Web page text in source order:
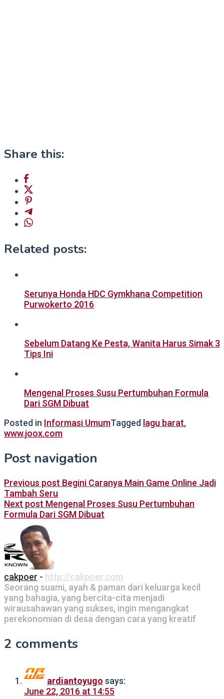
Share this:
Related posts:
Serunya Honda HDC Gymkhana Competition
Purwokerto 2016
Sebelum Datang Ke Pesta, Wanita Harus Simak 3
Tips Ini
Mengenal Proses Susu Pertumbuhan Formula
Dari SGM Dibuat
Posted in Informasi UmumTagged lagu barat,
www.joox.com
Post navigation
Previous post Begini Caranya Main Game Online Jadi
Tambah Seru
Next post Mengenal Proses Susu Pertumbuhan
Formula Dari SGM Dibuat
cakpoer - http://cakpoer.com
Seorang suami, ayah & paman dari keluarga kecil
yang bahagia, yang bercita-cita menjadi
wirausahawan yang sukses, ingin mengangkat
perekonomian di desa dengan cara yang kreatif
2 comments
ardiantoyugo says:
June 22, 2016 at 14:55